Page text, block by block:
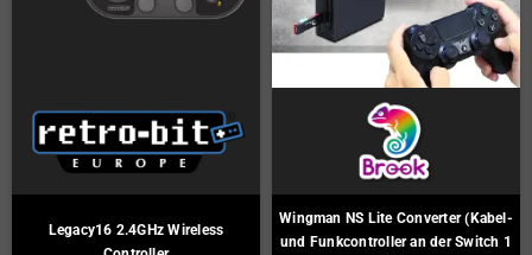
Legacy16 2.4GHz Wireless
Wingman NS Lite Converter (Kabel-
und Funkcontroller an der Switch 1